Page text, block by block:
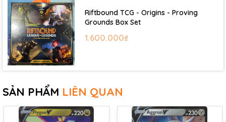
Riftbound TCG - Origins - Proving
Grounds Box Set
1.600.000₫
SẢN PHẨM LIÊN QUAN